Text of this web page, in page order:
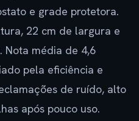
e grade protetora.
22 cm de largura e
Nota média de 4,6
pela eficiência e
de ruído, alto
após pouco uso.